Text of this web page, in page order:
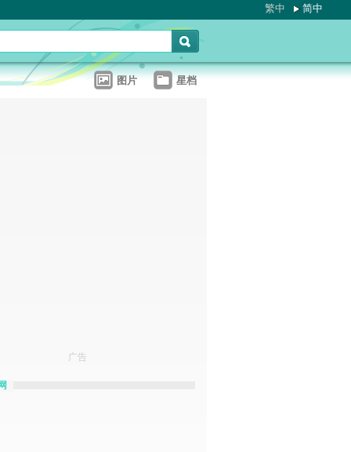
繁中 简中
图片 星档
广告